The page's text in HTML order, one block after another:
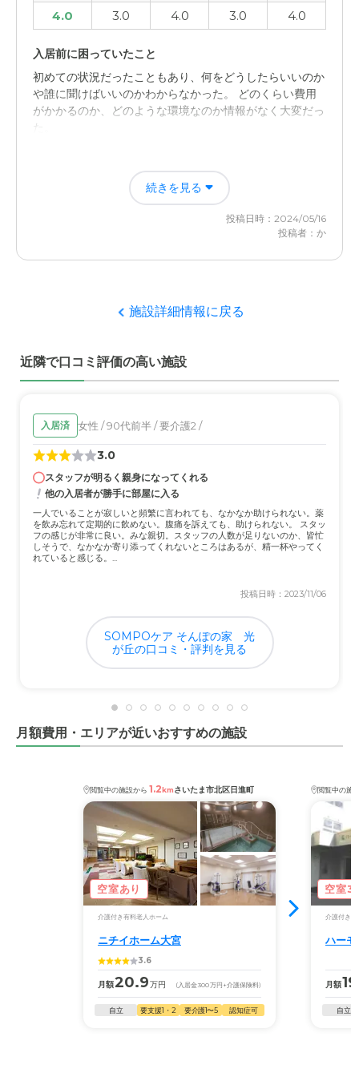
4.0 3.0 4.0 3.0 4.0
入居前に困っていたこと
初めての状況だったこともあり、何をどうしたらいいのか
や誰に聞けばいいのかわからなかった。 どのくらい費用
がかかるのか、どのような環境なのか情報がなく大変だっ
た。
実際に入ってから、職員の方々から細かく情報を貰えたの
で助かりました。また聞けば教えてもらえることもあり積
大宮明生苑の評価
況、お互いの依頼事項の共有など細かくすり合わすことが
でき不安が解消されていった。
職員・スタッフ・他入居者の雰囲気について
日頃の声がけや情報共有など色々と親切にしていただきま
外観・内装・居室・設備について
多少は寒かったり暗かったり不便するところもありました
が、お世話になっている間に指摘するほどのものではなか
った。
介護医療サービスについて
毎日のように運動を行ったりマッサージしたりリハビリ計
家が近くにあったことで決めたこともあり、アクセスにつ
いて不便することは無かったです。
生活に支障が出るような料金ではなく、こちらも助かりま
した。 個室にしたかったですがそこは高かったです。
続きを見る
投稿日時：2024/05/16
投稿者：か
施設詳細情報に戻る
近隣で口コミ評価の高い施設
入居済 女性 / 90代前半 / 要介護2 /
3.0
スタッフが明るく親身になってくれる
他の入居者が勝手に部屋に入る
一人でいることが寂しいと頻繁に言われても、なかなか助けられない。薬
を飲み忘れて定期的に飲めない。腹痛を訴えても、助けられない。 スタッ
フの感じが非常に良い。みな親切。スタッフの人数が足りないのか、皆忙
しそうで、なかなか寄り添ってくれないところはあるが、精一杯やってく
れていると感じる。...
投稿日時：2023/11/06
SOMPOケア そんぽの家 光
が丘の口コミ・評判を見る
月額費用・エリアが近いおすすめの施設
閲覧中の施設から 1.2kmさいたま市北区日進町
空室あり
介護付き有料老人ホーム
ニチイホーム大宮
3.6
月額20.9万円 (入居金300万円 +介護保険料)
自立 要支援1・2 要介護1〜5 認知症可
閲覧中の施
空室3
介護付き有
ハー
月額
自立